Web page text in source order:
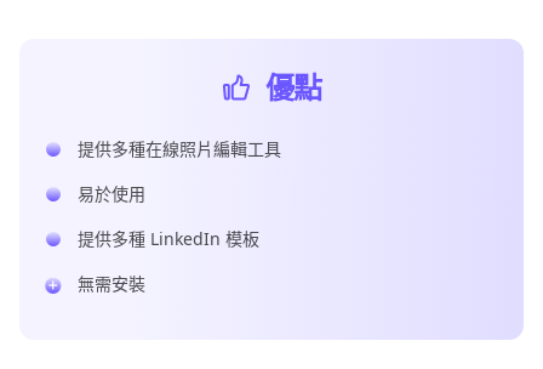
優點
提供多種在線照片編輯工具
易於使用
提供多種 LinkedIn 模板
無需安裝